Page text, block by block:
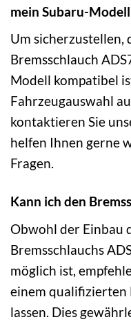
mein Subaru-
Um sicherzustellen,
Bremsschlauch
Modell kompatibel
Fahrzeugauswahl
kontaktieren Sie
helfen Ihnen gerne
Fragen.
Kann ich den
Obwohl der Einbau
Bremsschlauchs
möglich ist,
einem qualifizierten
lassen. Dies